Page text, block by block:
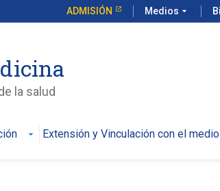
ADMISIÓN Medios arrow_drop_down
la salud
Extensión y Vinculación con el medio